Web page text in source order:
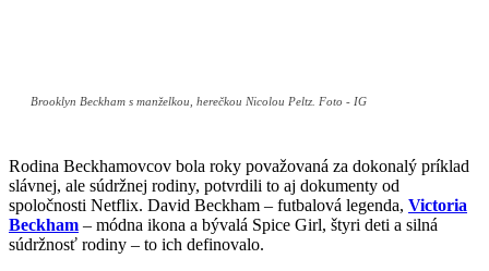
Brooklyn Beckham s manželkou, herečkou Nicolou Peltz. Foto - IG
Rodina Beckhamovcov bola roky považovaná za dokonalý príklad
slávnej, ale súdržnej rodiny, potvrdili to aj dokumenty od
spoločnosti Netflix. David Beckham – futbalová legenda, Victoria
Beckham – módna ikona a bývalá Spice Girl, štyri deti a silná
súdržnosť rodiny – to ich definovalo.